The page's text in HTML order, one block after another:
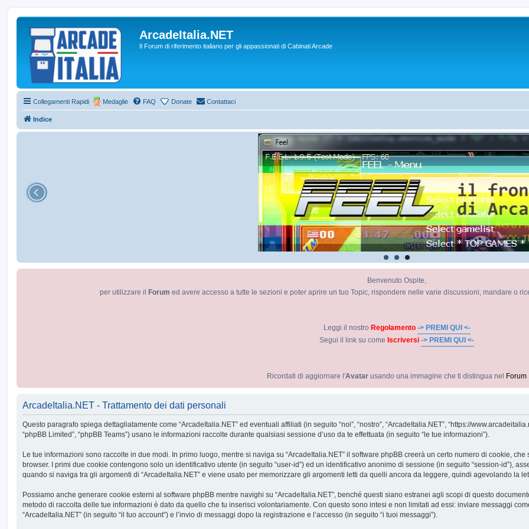
ArcadeItalia.NET
Il Forum di riferimento italiano per gli appassionati di Cabinati Arcade
Collegamenti Rapidi Medaglie FAQ Donate Contattaci
Indice
Benvenuto Ospite,
per utilizzare il
Forum ed avere accesso a tutte le sezioni e poter aprire un tuo Topic, rispondere nelle varie discussioni, mandare o
Leggi il nostro Regolamento -> PREMI QUI <-
Segui il link su come Iscriversi -> PREMI QUI <-
Ricordati di aggiornare l'Avatar usando una immagine che ti distingua nel Forum
ArcadeItalia.NET - Trattamento dei dati personali
Questo paragrafo spiega dettagliatamente come “ArcadeItalia.NET” ed eventuali affiliati (in seguito “noi”, “nostro”, “ArcadeItalia.NET”, “https://
“phpBB Limited”, “phpBB Teams”) usano le informazioni raccolte durante qualsiasi sessione d’uso da te effettuata (in seguito “le tue informazioni”).
Le tue informazioni sono raccolte in due modi. In primo luogo, mentre si naviga su “ArcadeItalia.NET” il software phpBB creerà un certo numero di cookie,
browser. I primi due cookie contengono solo un identificativo utente (in seguito “user-id”) ed un identificativo anonimo di sessione (in seguito “session-id”),
quando si naviga tra gli argomenti di “ArcadeItalia.NET” e viene usato per memorizzare gli argomenti letti da quelli ancora da leggere, quindi agevolando la
Possiamo anche generare cookie esterni al software phpBB mentre navighi su “ArcadeItalia.NET”, benché questi siano estranei agli scopi di questo
metodo di raccolta delle tue informazioni è dato da quello che tu inserisci volontariamente. Con questo sono intesi e non limitati ad essi: inviare messaggi
“ArcadeItalia.NET” (in seguito “il tuo account”) e l’invio di messaggi dopo la registrazione e l’accesso (in seguito “i tuoi messaggi”).